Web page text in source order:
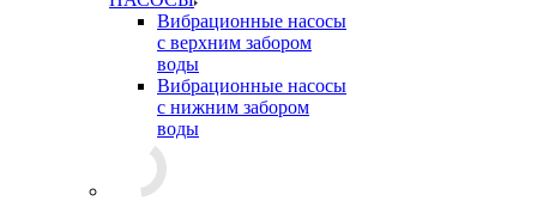
Вибрационные насосы
с верхним забором
воды
Вибрационные насосы
с нижним забором
воды